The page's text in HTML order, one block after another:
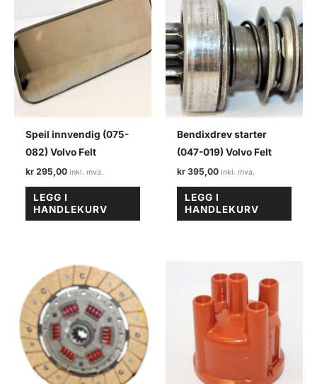
Speil innvendig (075-
082) Volvo Felt
kr 295,00
LEGG I
HANDLEKURV
Bendixdrev starter
(047-019) Volvo Felt
kr 395,00
LEGG I
HANDLEKURV